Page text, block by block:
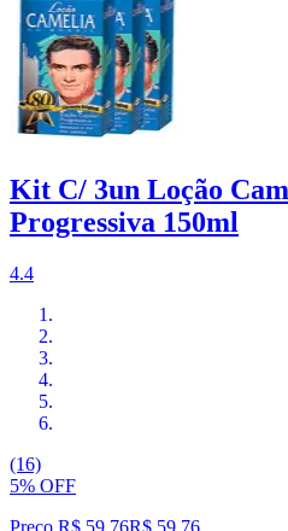
Kit C/ 3un Loção
Progressiva 150ml
4.4
(16)
5% OFF
Preço R$ 59,76R$ 59 76